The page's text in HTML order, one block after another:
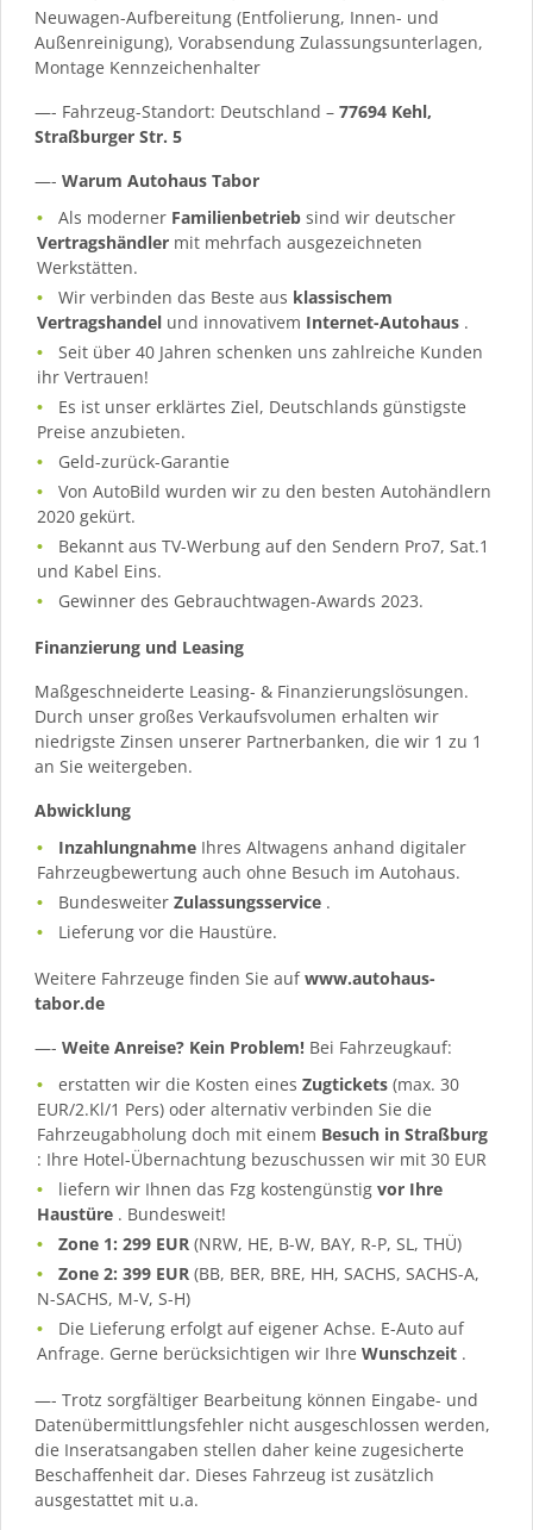
Neuwagen-Aufbereitung (Entfolierung, Innen- und
Außenreinigung), Vorabsendung Zulassungsunterlagen,
Montage Kennzeichenhalter
—- Fahrzeug-Standort: Deutschland – 77694 Kehl,
Straßburger Str. 5
—- Warum Autohaus Tabor
Als moderner Familienbetrieb sind wir deutscher
Vertragshändler mit mehrfach ausgezeichneten
Werkstätten.
Wir verbinden das Beste aus klassischem
Vertragshandel und innovativem Internet-Autohaus .
Seit über 40 Jahren schenken uns zahlreiche Kunden
ihr Vertrauen!
Es ist unser erklärtes Ziel, Deutschlands günstigste
Preise anzubieten.
Geld-zurück-Garantie
Von AutoBild wurden wir zu den besten Autohändlern
2020 gekürt.
Bekannt aus TV-Werbung auf den Sendern Pro7, Sat.1
und Kabel Eins.
Gewinner des Gebrauchtwagen-Awards 2023.
Finanzierung und Leasing
Maßgeschneiderte Leasing- & Finanzierungslösungen.
Durch unser großes Verkaufsvolumen erhalten wir
niedrigste Zinsen unserer Partnerbanken, die wir 1 zu 1
an Sie weitergeben.
Abwicklung
Inzahlungnahme Ihres Altwagens anhand digitaler
Fahrzeugbewertung auch ohne Besuch im Autohaus.
BundesweiterZulassungsservice .
Lieferung vor die Haustüre.
Weitere Fahrzeuge finden Sie aufwww.autohaus-
tabor.de
—- Weite Anreise? Kein Problem! Bei Fahrzeugkauf:
erstatten wir die Kosten einesZugtickets(max. 30
EUR/2.Kl/1 Pers) oder alternativ verbinden Sie die
Fahrzeugabholung doch mit einem Besuch in Straßburg
: Ihre Hotel-Übernachtung bezuschussen wir mit 30 EUR
liefern wir Ihnen das Fzg kostengünstigvor Ihre
Haustüre . Bundesweit!
Zone 1: 299 EUR (NRW, HE, B-W, BAY, R-P, SL, THÜ)
Zone 2: 399 EUR (BB, BER, BRE, HH, SACHS, SACHS-A,
N-SACHS, M-V, S-H)
Die Lieferung erfolgt auf eigener Achse. E-Auto auf
Anfrage. Gerne berücksichtigen wir Ihre Wunschzeit .
—- Trotz sorgfältiger Bearbeitung können Eingabe- und
Datenübermittlungsfehler nicht ausgeschlossen werden,
die Inseratsangaben stellen daher keine zugesicherte
Beschaffenheit dar. Dieses Fahrzeug ist zusätzlich
ausgestattet mit u.a.